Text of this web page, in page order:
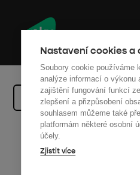
Nastavení cookies a
Soubory cookie používáme
analýze informací o výkonu
zajištění fungování funkcí
zlepšení a přizpůsobení
souhlasem můžeme také
platformám některé osobní
účely.
Zjistit více
Zpět na výběr
S Petrem